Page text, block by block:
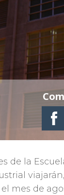
de la
mes de